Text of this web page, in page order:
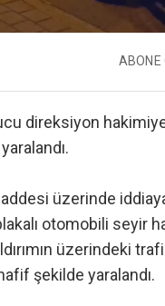
ABONE
direksiyon
üzerinde
otomobili seyir
üzerindeki
şekilde yaralandı.